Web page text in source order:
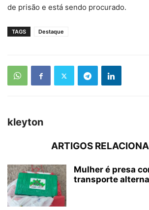
de prisão e está sendo procurado.
TAGS Destaque
kleyton
ARTIGOS
Mulher é presa
transporte